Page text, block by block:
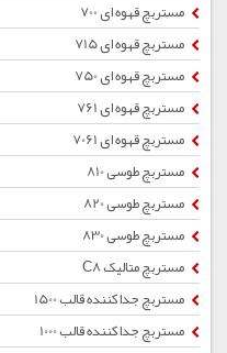
مستربچ قهوه ای 700
مستربچ قهوه ای 715
مستربچ قهوه ای 750
مستربچ قهوه ای 761
مستربچ قهوه ای 7061
مستربچ طوسی 810
مستربچ طوسی 820
مستربچ طوسی 830
مستربچ متالیک C8
مستربچ جداکننده قالب 1500
مستربچ جداکننده قالب 1000